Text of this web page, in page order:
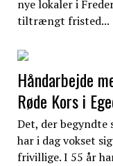
nye lokaler i
tiltrængt fristed...
Håndarbejde
Røde Kors i
Det, der begyndte
har i dag vokset
frivillige. I 55 år